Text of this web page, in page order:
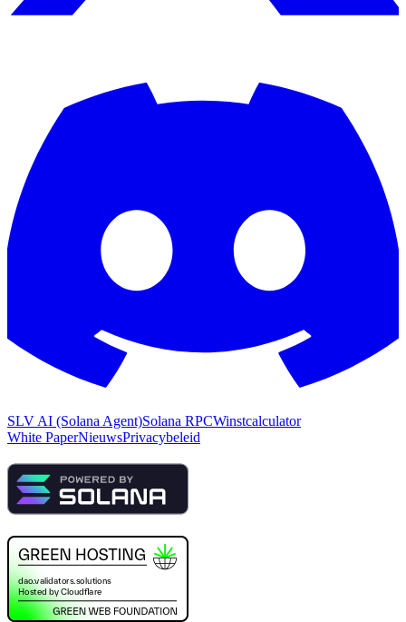
SLV AI (Solana Agent)Solana RPCWinstcalculator
White PaperNieuwsPrivacybeleid